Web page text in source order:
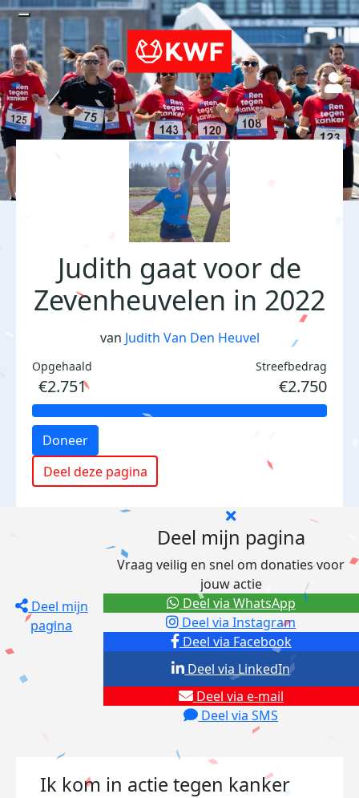
Judith gaat voor de
Zevenheuvelen in 2022
van Judith Van Den Heuvel
Opgehaald
€2.751
Streefbedrag
€2.750
Doneer
Deel deze pagina
Deel mijn
pagina
Deel mijn pagina
Vraag veilig en snel om donaties voor
jouw actie
Deel via Facebook
Deel via Instagram
Deel via e-mail
Deel via SMS
Deel via LinkedIn
Deel via WhatsApp
Ik kom in actie tegen kanker